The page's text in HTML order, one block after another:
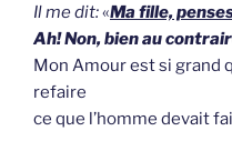
Il me dit:«Ma fille,
Ah! Non, bien au
Mon Amour est si grand
refaire
ce que l’homme devait